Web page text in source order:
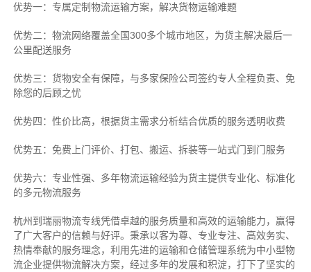
优势一：专属定制物流运输方案，解决货物运输难题
优势二：物流网络覆盖全国300多个城市地区，为货主解决最后一
公里配送服务
优势三：货物安全有保障，与多家保险公司签约专人全程负责、免
除您的后顾之忧
优势四：性价比高，根据货主需求分析结合优质的服务透明收费
优势五：免费上门评价、打包、搬运、拆装等一站式门到门服务
优势六：专业性强、多年物流运输经验为货主提供专业化、标准化
的多元物流服务
杭州到瑞丽物流专线凭借卓越的服务质量和高效的运输能力，赢得
了广大客户的信赖与好评。 秉承以客为尊、专业专注、高效务实、
热情奉献的服务理念，利用先进的运输和仓储管理系统为中小型物
流企业提供物流解决方案，经过多年的发展和积淀，打下了坚实的